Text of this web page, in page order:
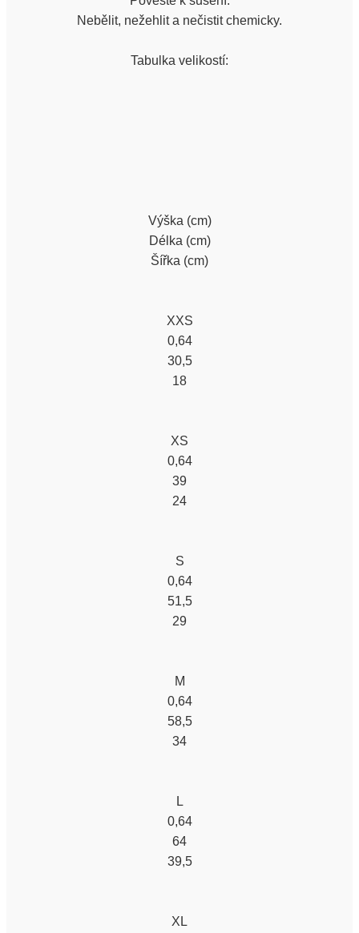
Nebělit, nežehlit a nečistit chemicky.
Tabulka velikostí:
Výška (cm)
Délka (cm)
Šířka (cm)
XXS
0,64
30,5
18
XS
0,64
39
24
S
0,64
51,5
29
M
0,64
58,5
34
L
0,64
64
39,5
XL